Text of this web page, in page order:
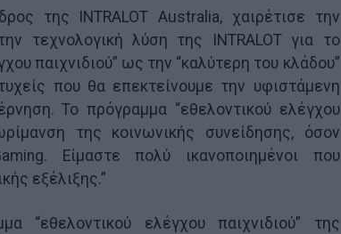
της INTRALOT Australia, χαιρέτισε την
τεχνολογική λύση της INTRALOT για το
παιχνιδιού” ως την “καλύτερη του κλάδου”
που θα επεκτείνουμε την υφιστάμενη
Το πρόγραμμα “εθελοντικού ελέγχου
της κοινωνικής συνείδησης, όσον
Είμαστε πολύ ικανοποιημένοι που
εξέλιξης.”
“εθελοντικού ελέγχου παιχνιδιού” της